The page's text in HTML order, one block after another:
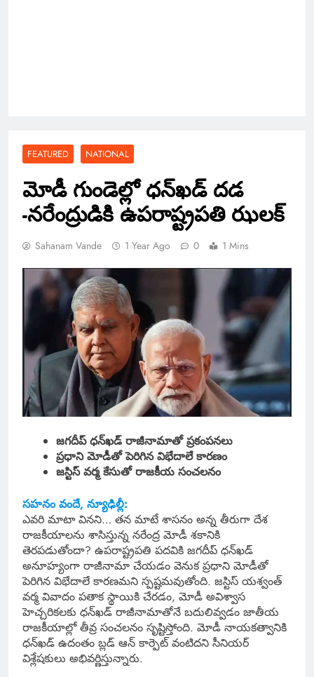
FEATURED NATIONAL
మోడీ గుండెల్లో ధన్‌ఖడ్‌ దడ
-నరేంద్రుడికి ఉపరాష్ట్రపతి ఝలక్
Sahanam Vande 1 Year Ago 0 1 Mins
జగదీప్ ధన్‌ఖడ్‌ రాజీనామాతో ప్రకంపనలు
ప్రధాని మోడీతో పెరిగిన విభేదాలే కారణం
జస్టిస్‌ వర్మ కేసుతో రాజకీయ సంచలనం
సహనం వందే, న్యూఢిల్లీ:
ఎవరి మాటా వినని… తన మాటే శాసనం అన్న తీరుగా దేశ
రాజకీయాలను శాసిస్తున్న నరేంద్ర మోడీ శకానికి
తెరపడుతోందా? ఉపరాష్ట్రపతి పదవికి జగదీప్‌ ధన్‌ఖడ్‌
అనూహ్యంగా రాజీనామా చేయడం వెనుక ప్రధాని మోడీతో
పెరిగిన విభేదాలే కారణమని స్పష్టమవుతోంది. జస్టిస్‌ యశ్వంత్‌
వర్మ వివాదం పతాక స్థాయికి చేరడం, మోడీ అవిశ్వాస
హెచ్చరికలకు ధన్‌ఖడ్‌ రాజీనామాతోనే బదులివ్వడం జాతీయ
రాజకీయాల్లో తీవ్ర సంచలనం సృష్టిస్తోంది. మోడీ నాయకత్వానికి
ధన్‌ఖడ్‌ ఉదంతం బ్లడ్‌ ఆన్‌ కార్పెట్‌ వంటిదని సీనియర్‌
విశ్లేషకులు అభివర్ణిస్తున్నారు.